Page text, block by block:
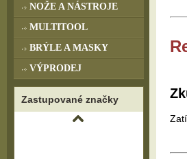
NOŽE A NÁSTROJE
MULTITOOL
BRÝLE A MASKY
VÝPRODEJ
Zastupované značky